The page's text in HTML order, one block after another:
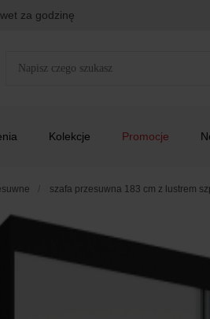
za godzinę
Kolekcje Promocje
szafa przesuwna 183 cm z lustrem